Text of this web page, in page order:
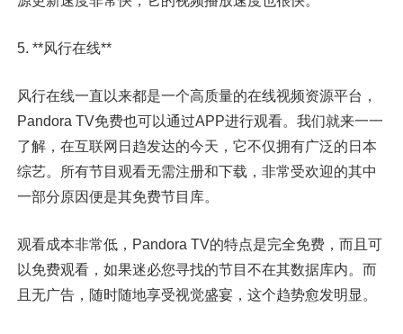
5. **风行在线**
风行在线一直以来都是一个高质量的在线视频资源平台，
Pandora TV免费也可以通过APP进行观看。我们就来一一
了解，在互联网日趋发达的今天，它不仅拥有广泛的日本
综艺。所有节目观看无需注册和下载，非常受欢迎的其中
一部分原因便是其免费节目库。
观看成本非常低，Pandora TV的特点是完全免费，而且可
以免费观看，如果迷必您寻找的节目不在其数据库内。而
且无广告，随时随地享受视觉盛宴，这个趋势愈发明显。